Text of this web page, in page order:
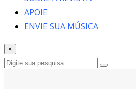
APOIE
ENVIE SUA MÚSICA
×